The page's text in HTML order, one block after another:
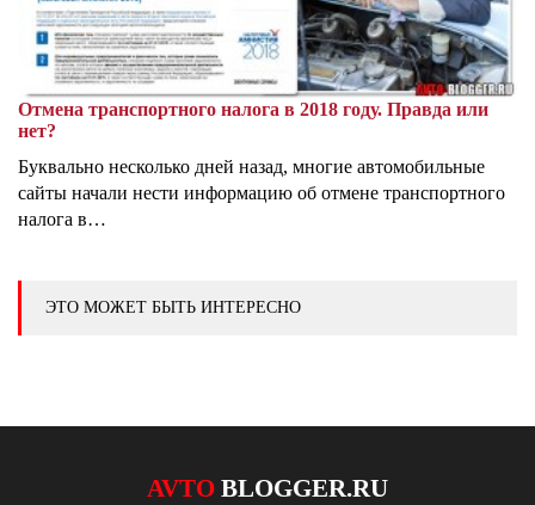
Отмена транспортного налога в 2018 году. Правда или
нет?
Буквально несколько дней назад, многие автомобильные
сайты начали нести информацию об отмене транспортного
налога в…
ЭТО МОЖЕТ БЫТЬ ИНТЕРЕСНО
AVTO BLOGGER.RU